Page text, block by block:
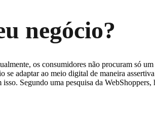
negócio?
os consumidores não procuram só
adaptar ao meio digital de maneira
Segundo uma pesquisa da WebShoppers,